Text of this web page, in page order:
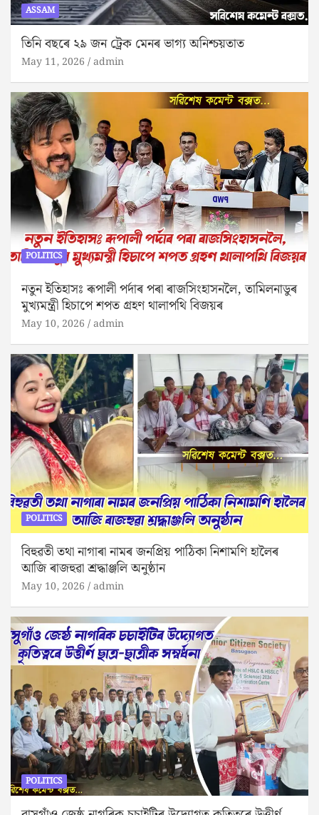
ASSAM
তিনি বছৰে ২৯ জন ট্ৰেক মেনৰ ভাগ্য অনিশ্চয়তাত
May 11, 2026 admin
POLITICS
নতুন ইতিহাসঃ ৰূপালী পৰ্দাৰ পৰা ৰাজসিংহাসনলৈ, তামিলনাডুৰ
মুখ্যমন্ত্ৰী হিচাপে শপত গ্ৰহণ থালাপথি বিজয়ৰ
May 10, 2026 admin
POLITICS
বিহুৱতী তথা নাগাৰা নামৰ জনপ্ৰিয় পাঠিকা নিশামণি হালৈৰ
আজি ৰাজহুৱা শ্ৰদ্ধাঞ্জলি অনুষ্ঠান
May 10, 2026 admin
POLITICS